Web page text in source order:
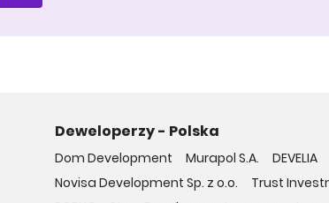
Deweloperzy - Polska
Dom Development Murapol S.A. DEVELIA
Novisa Development Sp. z o.o.
Trust